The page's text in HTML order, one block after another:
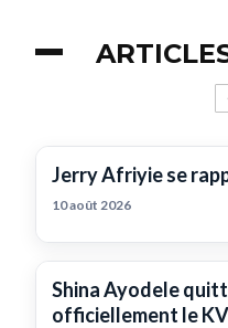
Jerry Afriyie se
10 août 2026
Shina Ayodele
officiellement le